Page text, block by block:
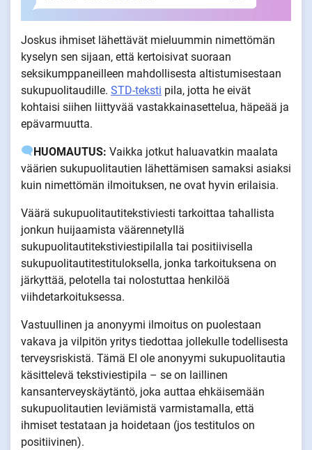
Joskus ihmiset lähettävät mieluummin nimettömän
kyselyn sen sijaan, että kertoisivat suoraan
seksikumppaneilleen mahdollisesta altistumisestaan
sukupuolitaudille. STD-teksti pila, jotta he eivät
kohtaisi siihen liittyvää vastakkainasettelua, häpeää ja
epävarmuutta.
HUOMAUTUS: Vaikka jotkut haluavatkin maalata
väärien sukupuolitautien lähettämisen samaksi asiaksi
kuin nimettömän ilmoituksen, ne ovat hyvin erilaisia.
Väärä sukupuolitautitekstiviesti tarkoittaa tahallista
jonkun huijaamista väärennetyllä
sukupuolitautitekstiviestipilalla tai positiivisella
sukupuolitautitestituloksella, jonka tarkoituksena on
järkyttää, pelotella tai nolostuttaa henkilöä
viihdetarkoituksessa.
Vastuullinen ja anonyymi ilmoitus on puolestaan
vakava ja vilpitön yritys tiedottaa jollekulle todellisesta
terveysriskistä. Tämä EI ole anonyymi sukupuolitautia
käsittelevä tekstiviestipila – se on laillinen
kansanterveyskäytäntö, joka auttaa ehkäisemään
sukupuolitautien leviämistä varmistamalla, että
ihmiset testataan ja hoidetaan (jos testitulos on
positiivinen).